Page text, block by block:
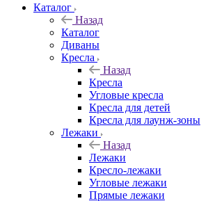
Каталог
Назад
Каталог
Диваны
Кресла
Назад
Кресла
Угловые кресла
Кресла для детей
Кресла для лаунж-зоны
Лежаки
Назад
Лежаки
Кресло-лежаки
Угловые лежаки
Прямые лежаки